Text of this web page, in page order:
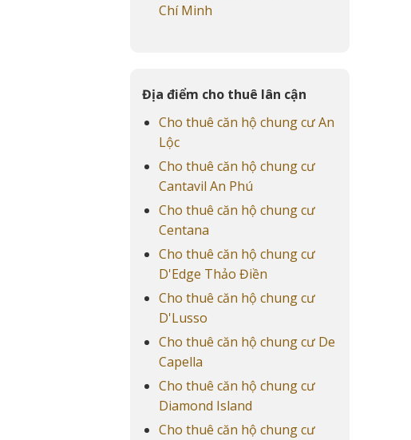
Chí Minh
Địa điểm cho thuê lân cận
Cho thuê căn hộ chung cư An
Lộc
Cho thuê căn hộ chung cư
Cantavil An Phú
Cho thuê căn hộ chung cư
Centana
Cho thuê căn hộ chung cư
D'Edge Thảo Điền
Cho thuê căn hộ chung cư
D'Lusso
Cho thuê căn hộ chung cư De
Capella
Cho thuê căn hộ chung cư
Diamond Island
Cho thuê căn hộ chung cư